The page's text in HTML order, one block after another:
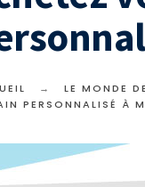
LE MONDE
PERSONNALISÉ À